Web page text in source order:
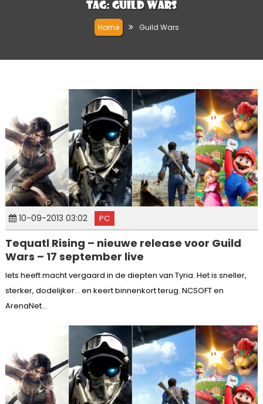
Tag: Guild Wars
Home Guild Wars
10-09-2013 03:02 PC
Tequatl Rising – nieuwe release voor Guild
Wars – 17 september live
Iets heeft macht vergaard in de diepten van Tyria. Het is sneller,
sterker, dodelijker… en keert binnenkort terug. NCSOFT en
ArenaNet...